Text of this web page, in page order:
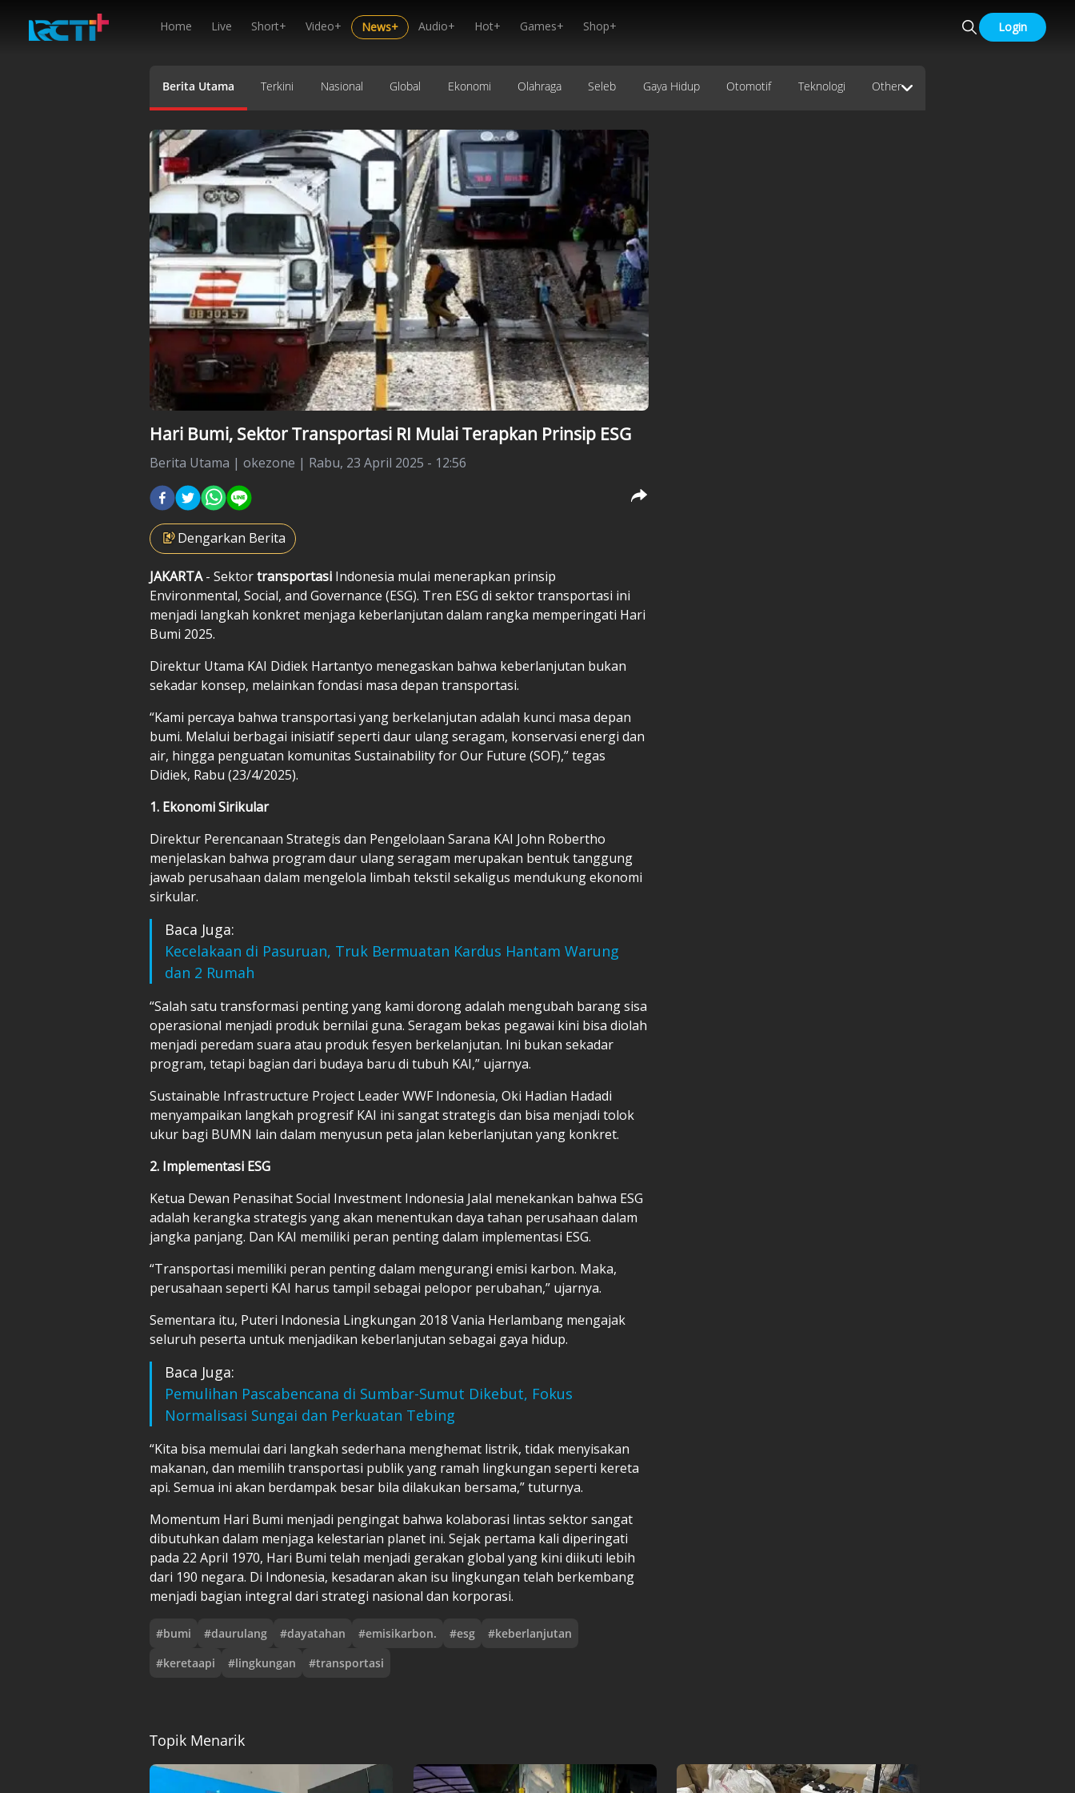
Home Live Short+ Video+ News+ Audio+ Hot+ Games+ Shop+ Login
Berita Utama Terkini Nasional Global Ekonomi Olahraga Seleb Gaya Hidup Otomotif Teknologi Other
Hari Bumi, Sektor Transportasi RI Mulai Terapkan Prinsip ESG
Berita Utama | okezone | Rabu, 23 April 2025 - 12:56
Dengarkan Berita
JAKARTA- Sektortransportasi Indonesia mulai menerapkan prinsip
Environmental, Social, and Governance (ESG). Tren ESG di sektor transportasi ini
menjadi langkah konkret menjaga keberlanjutan dalam rangka memperingati Hari
Bumi 2025.
Direktur Utama KAI Didiek Hartantyo menegaskan bahwa keberlanjutan bukan
sekadar konsep, melainkan fondasi masa depan transportasi.
“Kami percaya bahwa transportasi yang berkelanjutan adalah kunci masa depan
bumi. Melalui berbagai inisiatif seperti daur ulang seragam, konservasi energi dan
air, hingga penguatan komunitas Sustainability for Our Future (SOF),” tegas
Didiek, Rabu (23/4/2025).
1. Ekonomi Sirikular
Direktur Perencanaan Strategis dan Pengelolaan Sarana KAI John Robertho
menjelaskan bahwa program daur ulang seragam merupakan bentuk tanggung
jawab perusahaan dalam mengelola limbah tekstil sekaligus mendukung ekonomi
sirkular.
Baca Juga:
Kecelakaan di Pasuruan, Truk Bermuatan Kardus Hantam Warung
dan 2 Rumah
“Salah satu transformasi penting yang kami dorong adalah mengubah barang sisa
operasional menjadi produk bernilai guna. Seragam bekas pegawai kini bisa diolah
menjadi peredam suara atau produk fesyen berkelanjutan. Ini bukan sekadar
program, tetapi bagian dari budaya baru di tubuh KAI,” ujarnya.
Sustainable Infrastructure Project Leader WWF Indonesia, Oki Hadian Hadadi
menyampaikan langkah progresif KAI ini sangat strategis dan bisa menjadi tolok
ukur bagi BUMN lain dalam menyusun peta jalan keberlanjutan yang konkret.
2. Implementasi ESG
Ketua Dewan Penasihat Social Investment Indonesia Jalal menekankan bahwa ESG
adalah kerangka strategis yang akan menentukan daya tahan perusahaan dalam
jangka panjang. Dan KAI memiliki peran penting dalam implementasi ESG.
“Transportasi memiliki peran penting dalam mengurangi emisi karbon. Maka,
perusahaan seperti KAI harus tampil sebagai pelopor perubahan,” ujarnya.
Sementara itu, Puteri Indonesia Lingkungan 2018 Vania Herlambang mengajak
seluruh peserta untuk menjadikan keberlanjutan sebagai gaya hidup.
Baca Juga:
Pemulihan Pascabencana di Sumbar-Sumut Dikebut, Fokus
Normalisasi Sungai dan Perkuatan Tebing
“Kita bisa memulai dari langkah sederhana menghemat listrik, tidak menyisakan
makanan, dan memilih transportasi publik yang ramah lingkungan seperti kereta
api. Semua ini akan berdampak besar bila dilakukan bersama,” tuturnya.
Momentum Hari Bumi menjadi pengingat bahwa kolaborasi lintas sektor sangat
dibutuhkan dalam menjaga kelestarian planet ini. Sejak pertama kali diperingati
pada 22 April 1970, Hari Bumi telah menjadi gerakan global yang kini diikuti lebih
dari 190 negara. Di Indonesia, kesadaran akan isu lingkungan telah berkembang
menjadi bagian integral dari strategi nasional dan korporasi.
#bumi #daurulang #dayatahan #emisikarbon. #esg #keberlanjutan
#keretaapi #lingkungan #transportasi
Topik Menarik